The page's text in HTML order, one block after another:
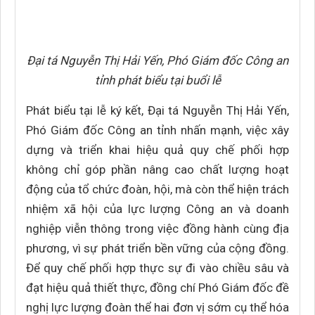
Đại tá Nguyễn Thị Hải Yến, Phó Giám đốc Công an
tỉnh phát biểu tại buổi lễ
Phát biểu tại lễ ký kết, Đại tá Nguyễn Thị Hải Yến,
Phó Giám đốc Công an tỉnh nhấn mạnh, việc xây
dựng và triển khai hiệu quả quy chế phối hợp
không chỉ góp phần nâng cao chất lượng hoạt
động của tổ chức đoàn, hội, mà còn thể hiện trách
nhiệm xã hội của lực lượng Công an và doanh
nghiệp viễn thông trong việc đồng hành cùng địa
phương, vì sự phát triển bền vững của cộng đồng.
Để quy chế phối hợp thực sự đi vào chiều sâu và
đạt hiệu quả thiết thực, đồng chí Phó Giám đốc đề
nghị lực lượng đoàn thể hai đơn vị sớm cụ thể hóa